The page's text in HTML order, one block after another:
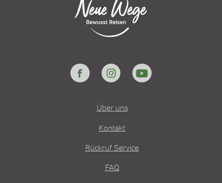
Über uns
Kontakt
Rückruf Service
FAQ